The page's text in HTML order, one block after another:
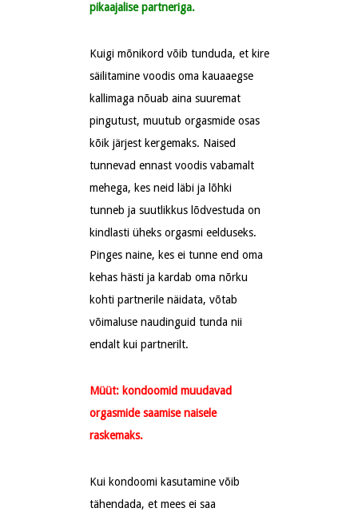
pikaajalise partneriga.
Kuigi mõnikord võib tunduda, et kire
säilitamine voodis oma kauaaegse
kallimaga nõuab aina suuremat
pingutust, muutub orgasmide osas
kõik järjest kergemaks. Naised
tunnevad ennast voodis vabamalt
mehega, kes neid läbi ja lõhki
tunneb ja suutlikkus lõdvestuda on
kindlasti üheks orgasmi eelduseks.
Pinges naine, kes ei tunne end oma
kehas hästi ja kardab oma nõrku
kohti partnerile näidata, võtab
võimaluse naudinguid tunda nii
endalt kui partnerilt.
Müüt: kondoomid muudavad
orgasmide saamise naisele
raskemaks.
Kui kondoomi kasutamine võib
tähendada, et mees ei saa